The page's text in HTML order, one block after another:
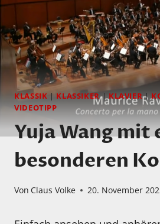
KLASSIK|KLASSIKER|KLAVIER|
VIDEOTIPP
Yuja Wang mit
besonderen
Von Claus Volke 20. November